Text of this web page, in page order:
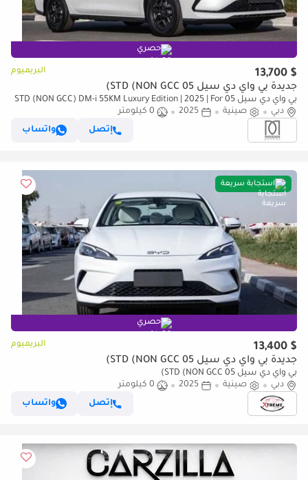
حصري
$ 13,700 البريميوم
جديدة بي واي دي سيل 05 STD (NON GCC)
بي واي دي سيل 05 STD (NON GCC) DM-i 55KM Luxury Edition | 2025 | For
Local Registration +10%
دبي صينية 2025
0 كيلومتر
إتصل
واتساب
استجابة سريعة
حصري
$ 13,400 البريميوم
جديدة بي واي دي سيل 05 STD (NON GCC)
بي واي دي سيل 05 STD (NON GCC)
دبي
صينية 2025
0 كيلومتر
إتصل
واتساب